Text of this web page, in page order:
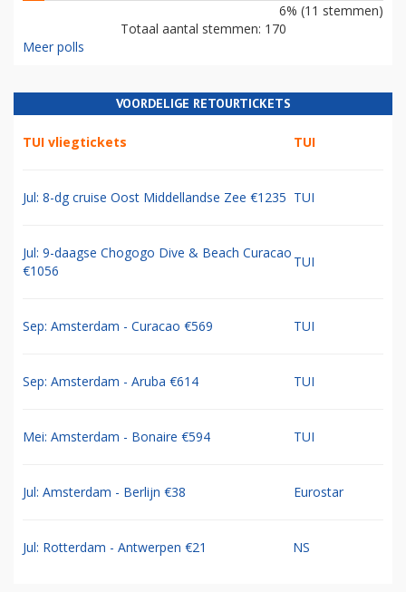
6% (11 stemmen)
Totaal aantal stemmen: 170
Meer polls
VOORDELIGE RETOURTICKETS
TUI vliegtickets TUI
Jul: 8-dg cruise Oost Middellandse Zee €1235 TUI
Jul: 9-daagse Chogogo Dive & Beach Curacao
€1056
TUI
Sep: Amsterdam - Curacao €569 TUI
Sep: Amsterdam - Aruba €614 TUI
Mei: Amsterdam - Bonaire €594 TUI
Jul: Amsterdam - Berlijn €38 Eurostar
Jul: Rotterdam - Antwerpen €21 NS